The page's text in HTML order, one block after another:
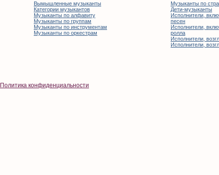
Вымышленные музыканты
Категории музыкантов
Музыканты по алфавиту
Музыканты по группам
Музыканты по инструментам
Музыканты по оркестрам
Музыканты по
Дети-музыканты
Исполнители,
песен
Исполнители,
ролла
Исполнители,
Исполнители,
Политика конфиденциальности